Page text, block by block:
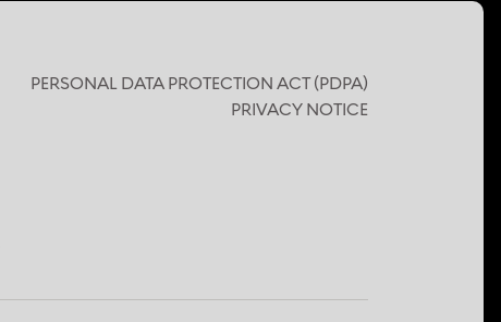
PERSONAL DATA PROTECTION ACT (PDPA)
PRIVACY NOTICE